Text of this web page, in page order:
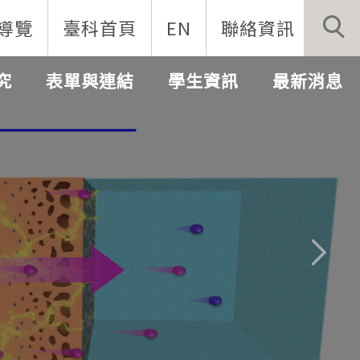
覽 臺科首頁 EN 聯絡資訊
表單與連結 學生資訊 最新消息